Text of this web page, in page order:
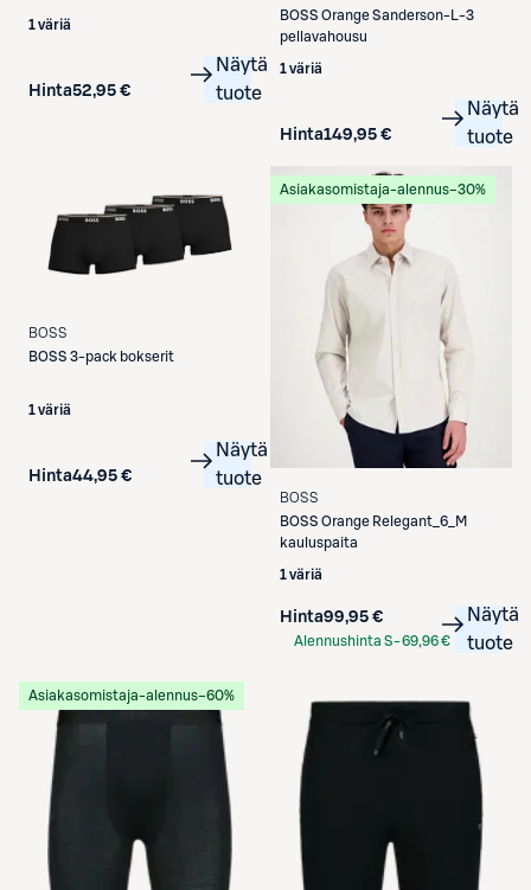
1 väriä
Hinta52,95 €
Näytä
tuote
BOSS Orange Sanderson-L-3
pellavahousu
1 väriä
Hinta149,95 €
Näytä
tuote
BOSS
BOSS 3-pack bokserit
1 väriä
Hinta44,95 €
Näytä
tuote
Asiakasomistaja-alennus−30%
BOSS
BOSS Orange Relegant_6_M
kauluspaita
1 väriä
Hinta99,95 €
Alennushinta S-69,96 €
Näytä
tuote
Asiakasomistaja-alennus−60%